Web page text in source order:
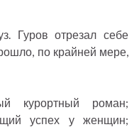
Гуров отрезал себе
по крайней мере,
курортный роман;
успех у женщин;